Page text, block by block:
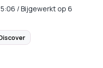
/Bijgewerkt op 6